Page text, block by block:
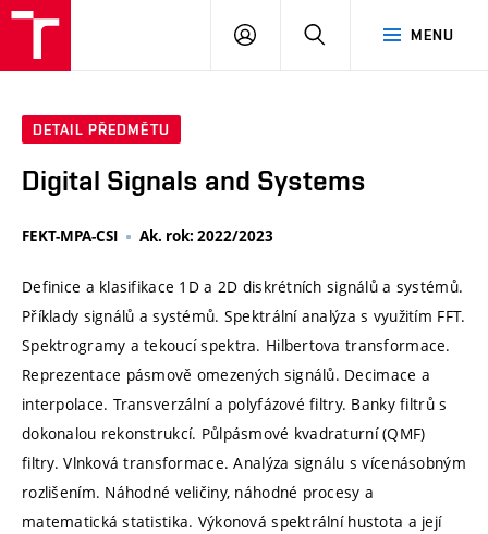
MENU
PŘIHLÁSIT
DETAIL PŘEDMĚTU
Digital Signals and Systems
FEKT-MPA-CSI Ak. rok: 2022/2023
Definice a klasifikace 1D a 2D diskrétních signálů a systémů.
Příklady signálů a systémů. Spektrální analýza s využitím FFT.
Spektrogramy a tekoucí spektra. Hilbertova transformace.
Reprezentace pásmově omezených signálů. Decimace a
interpolace. Transverzální a polyfázové filtry. Banky filtrů s
dokonalou rekonstrukcí. Půlpásmové kvadraturní (QMF)
filtry. Vlnková transformace. Analýza signálu s vícenásobným
rozlišením. Náhodné veličiny, náhodné procesy a
matematická statistika. Výkonová spektrální hustota a její